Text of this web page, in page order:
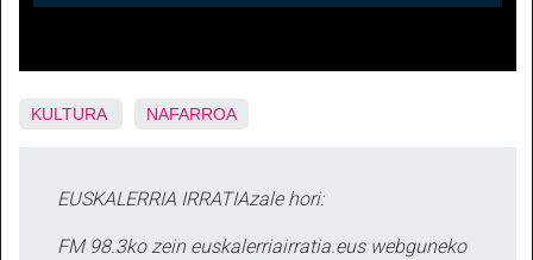
KULTURA NAFARROA
EUSKALERRIA IRRATIAzale hori:
FM 98.3ko zein euskalerriairratia.eus webguneko